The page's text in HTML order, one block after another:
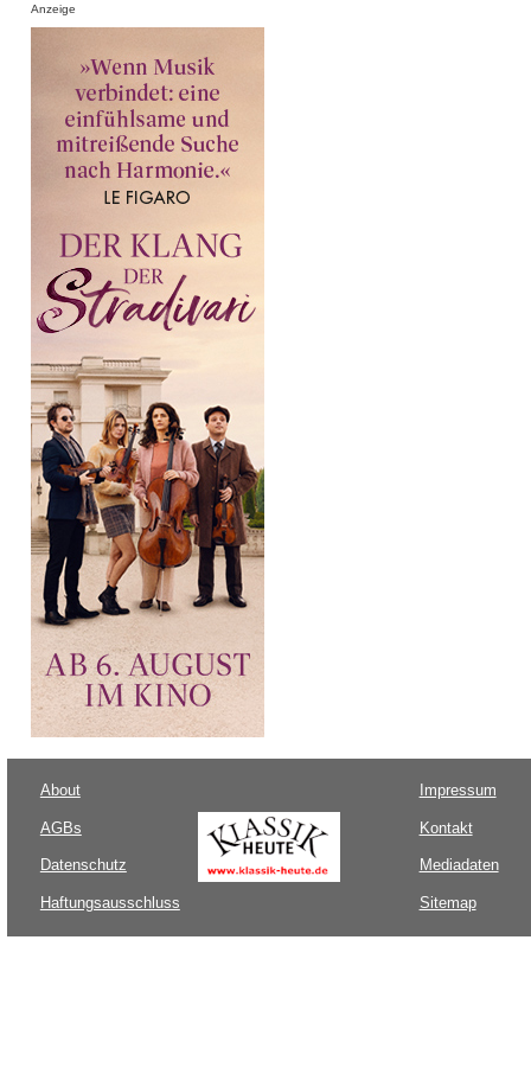
Anzeige
About
AGBs
Datenschutz
Haftungsausschluss
Impressum
Kontakt
Mediadaten
Sitemap